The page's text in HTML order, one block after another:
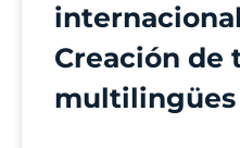
Creación de
multilingües